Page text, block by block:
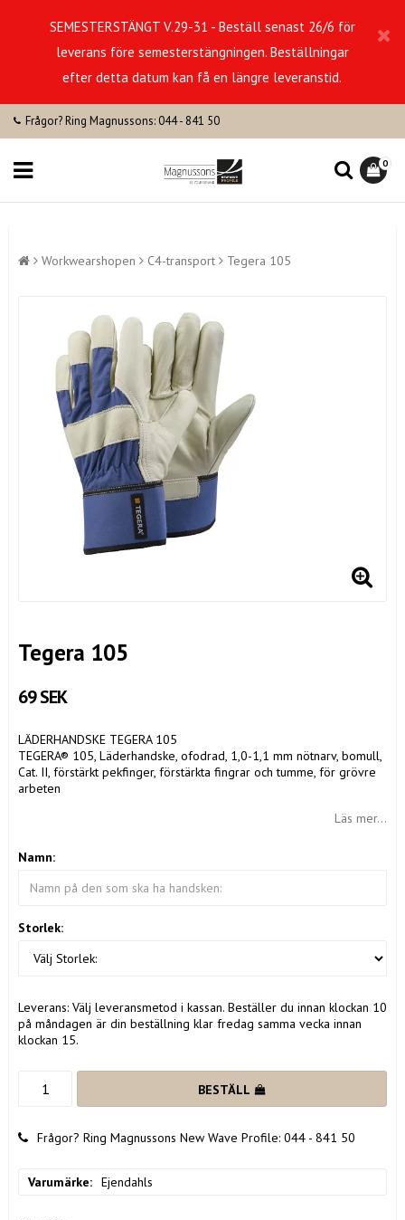
SEMESTERSTÄNGT V.29-31 - Beställ senast 26/6 för
leverans före semesterstängningen. Beställningar
efter detta datum kan få en längre leveranstid.
Frågor? Ring Magnussons: 044 - 841 50
0
Workwearshopen C4-transport Tegera 105
Tegera 105
69 SEK
LÄDERHANDSKE TEGERA 105
TEGERA® 105, Läderhandske, ofodrad, 1,0-1,1 mm nötnarv, bomull,
Cat. II, förstärkt pekfinger, förstärkta fingrar och tumme, för grövre
arbeten
Läs mer...
Namn:
Storlek:
Leverans: Välj leveransmetod i kassan. Beställer du innan klockan 10
på måndagen är din beställning klar fredag samma vecka innan
klockan 15.
BESTÄLL
Frågor? Ring Magnussons New Wave Profile: 044 - 841 50
Varumärke Ejendahls